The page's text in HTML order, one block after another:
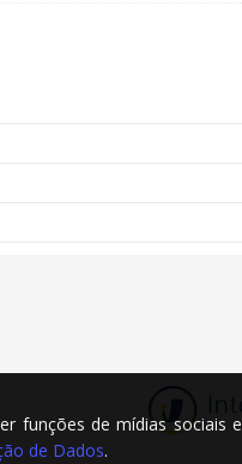
funções de mídias sociais e
de Dados.